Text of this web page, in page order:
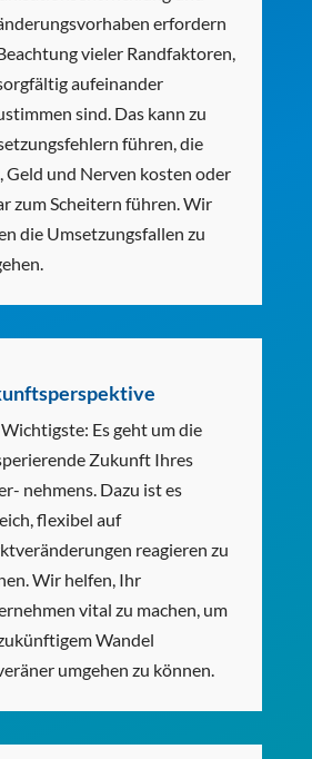
erfordern
vieler Randfaktoren,
aufeinander
sind. Das kann zu
führen, die
Geld und Nerven kosten oder
zum Scheitern führen. Wir
die Umsetzungsfallen zu
Es geht um die
Zukunft Ihres
nehmens. Dazu ist es
flexibel auf
reagieren zu
Wir helfen, Ihr
vital zu machen, um
Wandel
umgehen zu können.